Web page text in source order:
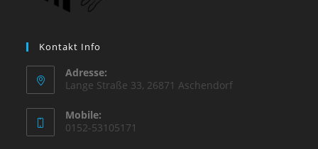
Kontakt Info
Adresse:
Lange Straße 33, 26871 Aschendorf
Mobile:
0152-53105171